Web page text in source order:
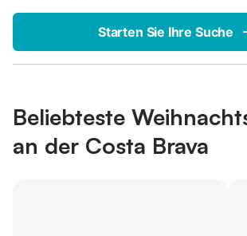
Starten Sie Ihre Suche
Beliebteste
an der Costa Brava